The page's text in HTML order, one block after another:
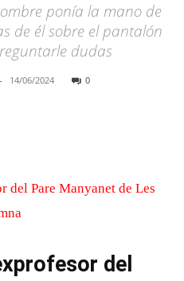
ponía la mano de
de él sobre el pantalón
dudas
- 14/06/2024 0
del